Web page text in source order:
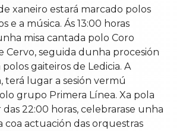
xaneiro estará marcado polos
e a música. Ás 13:00 horas
misa cantada polo Coro
Cervo, seguida dunha procesión
gaiteiros de Ledicia. A
terá lugar a sesión vermú
grupo Primera Línea. Xa pola
22:00 horas, celebrarase unha
coa actuación das orquestras